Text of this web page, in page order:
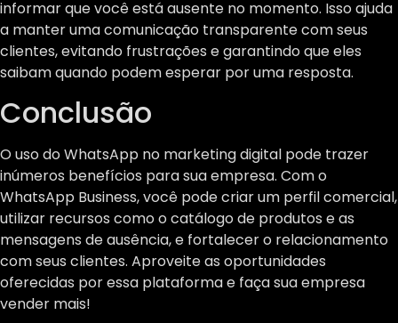
informar que você está ausente no momento. Isso ajuda
a manter uma comunicação transparente com seus
clientes, evitando frustrações e garantindo que eles
saibam quando podem esperar por uma resposta.
Conclusão
O uso do WhatsApp no marketing digital pode trazer
inúmeros benefícios para sua empresa. Com o
WhatsApp Business, você pode criar um perfil comercial,
utilizar recursos como o catálogo de produtos e as
mensagens de ausência, e fortalecer o relacionamento
com seus clientes. Aproveite as oportunidades
oferecidas por essa plataforma e faça sua empresa
vender mais!